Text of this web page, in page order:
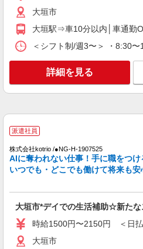
派遣社員
株式会社kotrio /●NG-H-1812717
STAFF♪資格不
時給1500円
通費全支給(ガソ
派遣社員
株式会社ユース.GF/g01_0815
大垣市
大垣駅⇒車10分以内│車通勤
＜シフト制/週3〜＞ ・8:30
詳細を見る
派遣社員
株式会社kotrio /●NG-H-1907525
AIに奪われない仕事！手に職をつけ
いつでも・どこでも働けて将来も
大垣市*デイでの生活補助☆新たな
時給1500円〜2150円 ＜日
大垣市